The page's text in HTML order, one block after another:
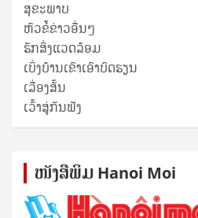
ສຸ​ຂະ​ພາບ
ຫົວຂໍ້ຂ່າວອື່ນໆ
ຮັກສິ່ງແວດລ້ອມ
ເບິ່ງບ້ານເຂົາເອົາບົດຮຽນ
ເລື່ອງສັ້ນ
ເວົ້າສູ່ກັນຟັງ
ໜັງ​ສື​ພິມ Hanoi Moi